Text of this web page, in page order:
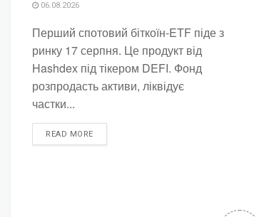
06.08.2026
Перший спотовий біткоїн-ETF піде з
ринку 17 серпня. Це продукт від
Hashdex під тікером DEFI. Фонд
розпродасть активи, ліквідує
частки...
READ MOREDETAILS